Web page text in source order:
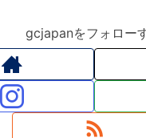
gcjapanをフォロー